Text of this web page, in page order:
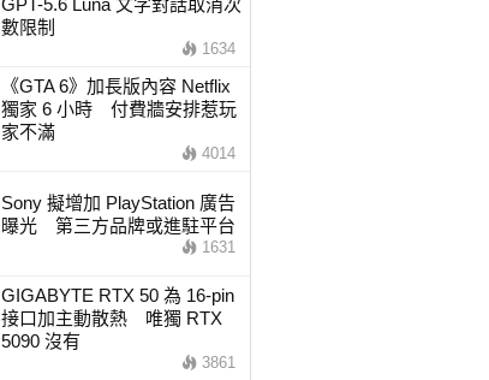
GPT-5.6 Luna 文字對話取消次
數限制
1634
《GTA 6》加長版內容 Netflix
獨家 6 小時 付費牆安排惹玩
家不滿
4014
Sony 擬增加 PlayStation 廣告
曝光 第三方品牌或進駐平台
1631
GIGABYTE RTX 50 為 16-pin
接口加主動散熱 唯獨 RTX
5090 沒有
3861